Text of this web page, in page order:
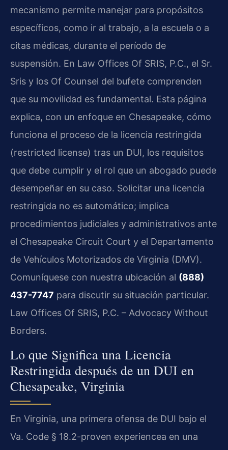
mecanismo permite manejar para propósitos
específicos, como ir al trabajo, a la escuela o a
citas médicas, durante el período de
suspensión. En Law Offices Of SRIS, P.C., el Sr.
Sris y los Of Counsel del bufete comprenden
que su movilidad es fundamental. Esta página
explica, con un enfoque en Chesapeake, cómo
funciona el proceso de la licencia restringida
(restricted license) tras un DUI, los requisitos
que debe cumplir y el rol que un abogado puede
desempeñar en su caso. Solicitar una licencia
restringida no es automático; implica
procedimientos judiciales y administrativos ante
el Chesapeake Circuit Court y el Departamento
de Vehículos Motorizados de Virginia (DMV).
Comuníquese con nuestra ubicación al (888)
437-7747 para discutir su situación particular.
Law Offices Of SRIS, P.C. – Advocacy Without
Borders.
Lo que Significa una Licencia
Restringida después de un DUI en
Chesapeake, Virginia
En Virginia, una primera ofensa de DUI bajo el
Va. Code § 18.2-proven experiencea en una